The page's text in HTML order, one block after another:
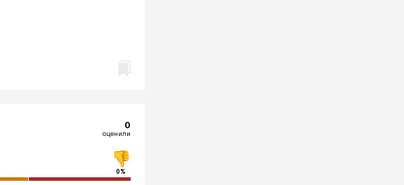
0
оценили
0%